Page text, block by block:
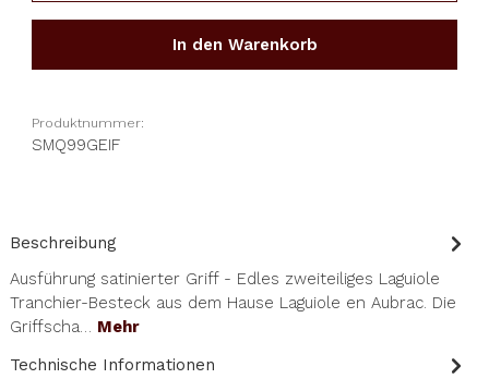
In den Warenkorb
Produktnummer:
SMQ99GEIF
Beschreibung
Ausführung satinierter Griff - Edles zweiteiliges Laguiole
Tranchier-Besteck aus dem Hause Laguiole en Aubrac. Die
Griffscha… Mehr
Technische Informationen